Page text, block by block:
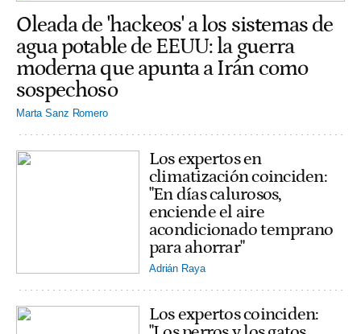
Oleada de 'hackeos' a los sistemas de
agua potable de EEUU: la guerra
moderna que apunta a Irán como
sospechoso
Marta Sanz Romero
Los expertos en
climatización coinciden:
"En días calurosos,
enciende el aire
acondicionado temprano
para ahorrar"
Adrián Raya
Los expertos coinciden: